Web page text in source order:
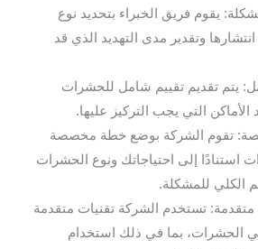
يقوم فريق الخبراء بتحديد نوع
وتقدير مدى التهديد الذي قد
يتم تقديم تقييم شامل للحشرات
الأماكن التي يجب التركيز عليها.
تقوم الشركة بوضع خطة مخصصة
استنادًا إلى احتياجاتك ونوع الحشرات
الكلي للمشكلة.
متقدمة: تستخدم الشركة تقنيات متقدمة
الحشرات، بما في ذلك استخدام